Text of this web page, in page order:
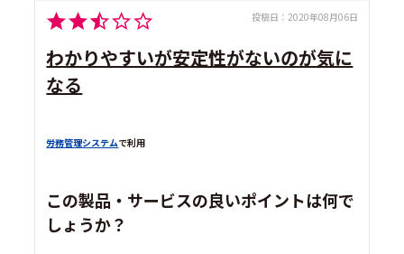
投稿日： 2020年08月06日
わかりやすいが安定性がないのが気に
なる
労務管理システムで利用
この製品・サービスの良いポイントは何で
しょうか？